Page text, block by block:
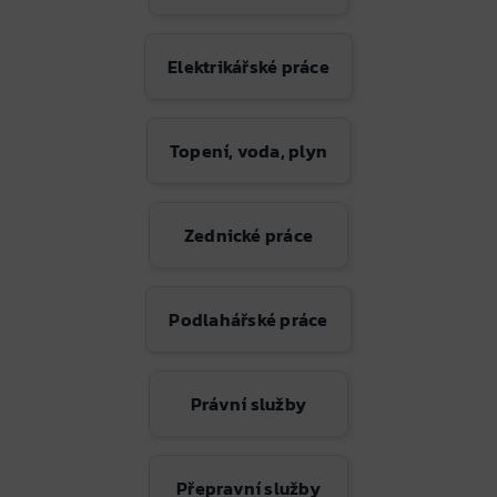
Elektrikářské práce
Topení, voda, plyn
Zednické práce
Podlahářské práce
Právní služby
Přepravní služby